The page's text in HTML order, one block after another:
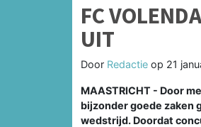
FC
UIT
Door Redactie op 21
MAASTRICHT - Door
bijzonder goede zaken
wedstrijd. Doordat